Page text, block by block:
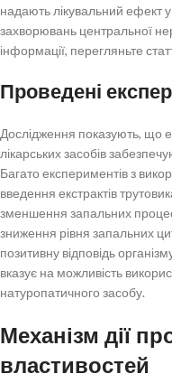
надають лікувальний ефект
захворювань центральної
інформації, перегляньте
Проведені
Дослідження показують, що
лікарських засобів
Багато експериментів з
введення екстрактів
зменшення запальних
зниження рівня запальних
позитивну відповідь
вказує на можливість
натуропатичного засобу.
Механізм дії
властивостей